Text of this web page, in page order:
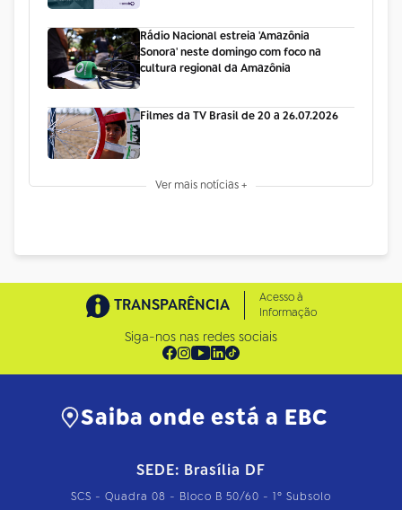
Rádio Nacional estreia 'Amazônia
Sonora' neste domingo com foco na
cultura regional da Amazônia
Filmes da TV Brasil de 20 a 26.07.2026
Ver mais notícias +
TRANSPARÊNCIA
Acesso à
Informação
Siga-nos nas redes sociais
Saiba onde está a EBC
SEDE: Brasília DF
SCS - Quadra 08 - Bloco B 50/60 - 1º Subsolo